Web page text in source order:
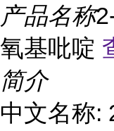
产品名称
氧基吡啶
简介
中文名称: